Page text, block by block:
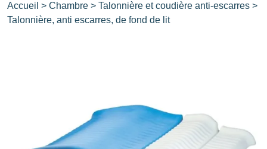
Accueil > Chambre > Talonnière et coudière anti-escarres >
Talonnière, anti escarres, de fond de lit